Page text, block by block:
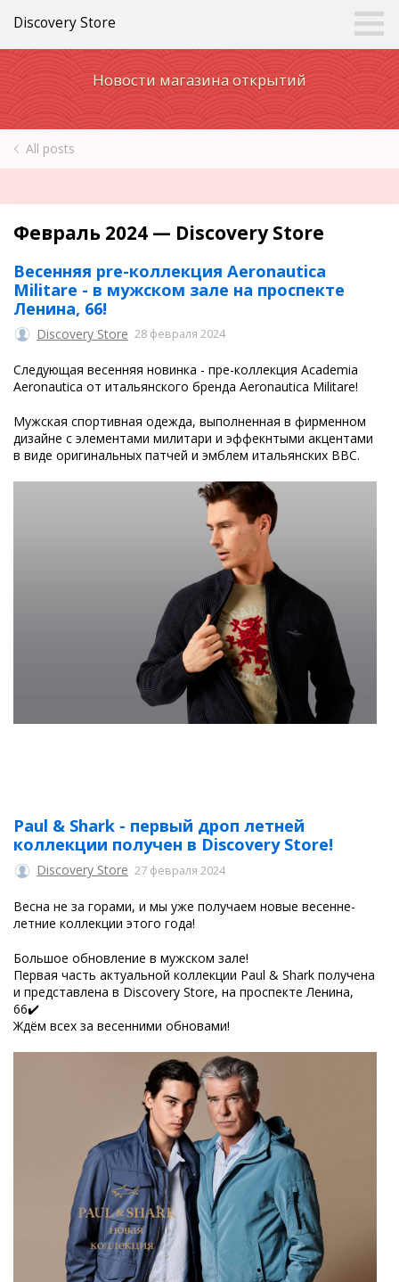
Discovery Store
Новости магазина открытий
All posts
Февраль 2024 — Discovery Store
Весенняя pre-коллекция Aeronautica
Militare - в мужском зале на проспекте
Ленина, 66!
Discovery Store 28 февраля 2024
Следующая весенняя новинка - пре-коллекция Academia
Aeronautica от итальянского бренда Aeronautica Militare!
Мужская спортивная одежда, выполненная в фирменном
дизайне с элементами милитари и эффекнтыми акцентами
в виде оригинальных патчей и эмблем итальянских ВВС.
Paul & Shark - первый дроп летней
коллекции получен в Discovery Store!
Discovery Store 27 февраля 2024
Весна не за горами, и мы уже получаем новые весенне-
летние коллекции этого года!
Большое обновление в мужском зале!
Первая часть актуальной коллекции Paul & Shark получена
и представлена в Discovery Store, на проспекте Ленина,
66✔️
Ждём всех за весенними обновами!